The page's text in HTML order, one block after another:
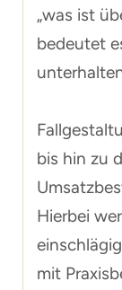
„was ist
bedeutet
bis hin zu
Hierbei
mit